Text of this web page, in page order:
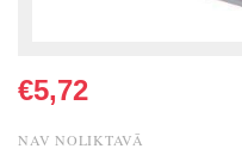
€5,72
NAV NOLIKTAVĀ